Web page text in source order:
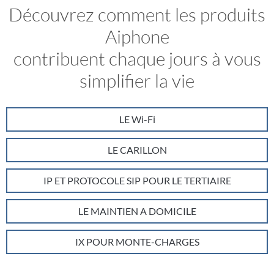
Découvrez comment les produits
Aiphone
contribuent chaque jours à vous
simplifier la vie
LE Wi-Fi
LE CARILLON
IP ET PROTOCOLE SIP POUR LE TERTIAIRE
LE MAINTIEN A DOMICILE
IX POUR MONTE-CHARGES